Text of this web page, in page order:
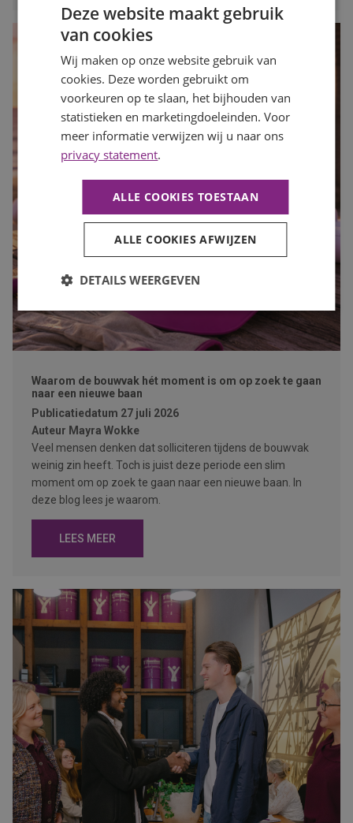
Waarom de bouwvak hét moment is om op zoek te gaan
naar een nieuwe baan
Publicatiedatum 27 juli 2026
Auteur Mayra Wokke
Veel mensen denken dat solliciteren tijdens de bouwvak
weinig zin heeft. Toch is juist deze periode een slim
moment om op zoek te gaan naar een nieuwe baan. In
deze blog lees je waarom.
LEES MEER
Deze website maakt gebruik
van cookies
Wij maken op onze website gebruik van
cookies. Deze worden gebruikt om
voorkeuren op te slaan, het bijhouden van
statistieken en marketingdoeleinden. Voor
meer informatie verwijzen wij u naar ons
privacy statement.
ALLE COOKIES TOESTAAN
ALLE COOKIES AFWIJZEN
DETAILS WEERGEVEN